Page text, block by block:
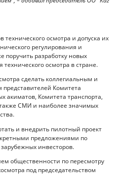
осмотра и допуска их
регулирования и
разработку новых
осмотра в стране.
сделать коллегиальным и
Комитета
акиматов, Комитета транспорта,
СМИ и наиболее значимых
и внедрить пилотный проект
предложениями по
инвесторов.
общественности по пересмотру
под председательством